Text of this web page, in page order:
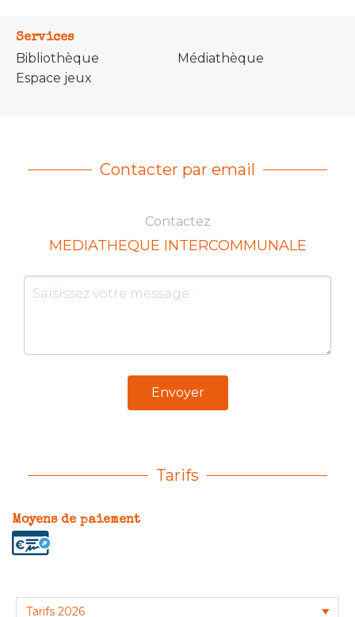
Services
Bibliothèque
Espace jeux
Médiathèque
Contacter par email
Contactez
MEDIATHEQUE INTERCOMMUNALE
Envoyer
Tarifs
Moyens de paiement